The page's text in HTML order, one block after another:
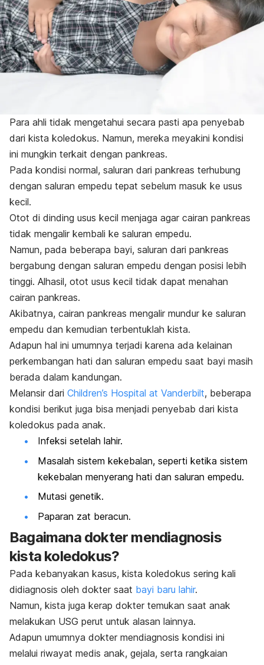
Para ahli tidak mengetahui secara pasti apa penyebab
dari kista koledokus. Namun, mereka meyakini kondisi
ini mungkin terkait dengan pankreas.
Pada kondisi normal, saluran dari pankreas terhubung
dengan saluran empedu tepat sebelum masuk ke usus
kecil.
Otot di dinding usus kecil menjaga agar cairan pankreas
tidak mengalir kembali ke saluran empedu.
Namun, pada beberapa bayi, saluran dari pankreas
bergabung dengan saluran empedu dengan posisi lebih
tinggi. Alhasil, otot usus kecil tidak dapat menahan
cairan pankreas.
Akibatnya, cairan pankreas mengalir mundur ke saluran
empedu dan kemudian terbentuklah kista.
Adapun hal ini umumnya terjadi karena ada kelainan
perkembangan hati dan saluran empedu saat bayi masih
berada dalam kandungan.
Melansir dari Children’s Hospital at Vanderbilt, beberapa
kondisi berikut juga bisa menjadi penyebab dari kista
koledokus pada anak.
Infeksi setelah lahir.
Masalah sistem kekebalan, seperti ketika sistem
kekebalan menyerang hati dan saluran empedu.
Mutasi genetik.
Paparan zat beracun.
Bagaimana dokter mendiagnosis
kista koledokus?
Pada kebanyakan kasus, kista koledokus sering kali
didiagnosis oleh dokter saat bayi baru lahir.
Namun, kista juga kerap dokter temukan saat anak
melakukan USG perut untuk alasan lainnya.
Adapun umumnya dokter mendiagnosis kondisi ini
melalui riwayat medis anak, gejala, serta rangkaian